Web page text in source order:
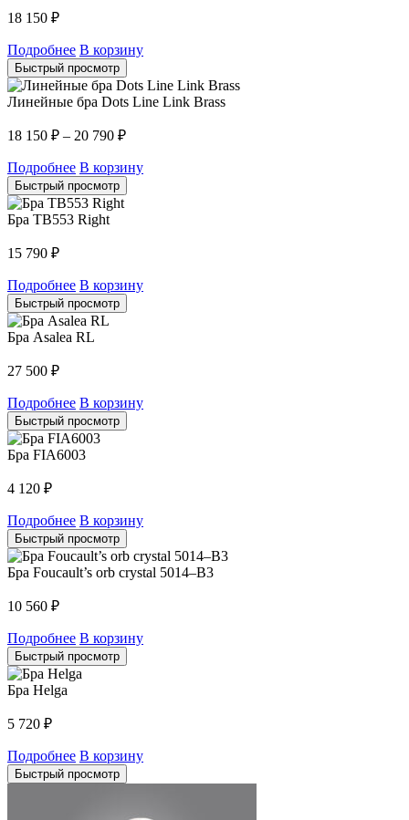
18 150 ₽
Подробнее В корзину
Быстрый просмотр
Линейные бра Dots Line Link Brass
18 150 ₽ – 20 790 ₽
Подробнее В корзину
Быстрый просмотр
Бра TB553 Right
15 790 ₽
Подробнее В корзину
Быстрый просмотр
Бра Asalea RL
27 500 ₽
Подробнее В корзину
Быстрый просмотр
Бра FIA6003
4 120 ₽
Подробнее В корзину
Быстрый просмотр
Бра Foucault’s orb crystal 5014–B3
10 560 ₽
Подробнее В корзину
Быстрый просмотр
Бра Helga
5 720 ₽
Подробнее В корзину
Быстрый просмотр